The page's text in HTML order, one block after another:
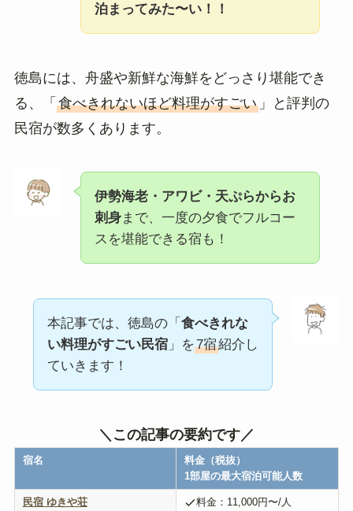
泊まってみた〜い！！
徳島には、舟盛や新鮮な海鮮をどっさり堪能でき
る、「 食べきれないほど料理がすごい」と評判の
民宿が数多くあります。
伊勢海老・アワビ・天ぷらからお
刺身まで、一度の夕食でフルコー
スを堪能できる宿も！
本記事では、徳島の「 食べきれな
い料理がすごい民宿」を7宿紹介し
ていきます！
＼この記事の要約です／
宿名
料金（税抜）
1部屋の最大宿泊可能人数
民宿 ゆきや荘
料金：11,000円〜/人